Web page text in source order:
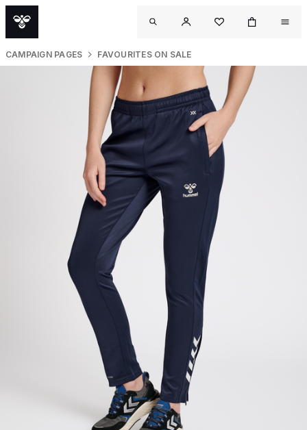
CAMPAIGN PAGES FAVOURITES ON SALE